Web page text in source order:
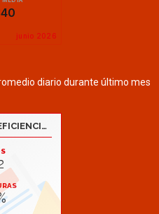
diario durante último mes